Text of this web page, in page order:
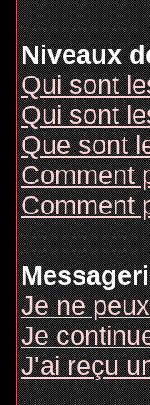
Niveaux
Qui sont
Qui sont
Que sont
Comment
Comment
Je ne
Je
J'ai reçu